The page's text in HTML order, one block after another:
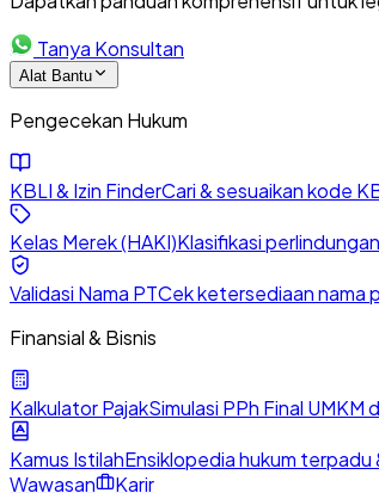
Tanya Konsultan
Alat Bantu
Pengecekan Hukum
KBLI & Izin FinderCari & sesuaikan kode
Kelas Merek (HAKI)Klasifikasi
Validasi Nama PTCek ketersediaan nama
Finansial & Bisnis
Kalkulator PajakSimulasi PPh Final UMKM
Kamus IstilahEnsiklopedia hukum terpadu
Wawasan
Karir